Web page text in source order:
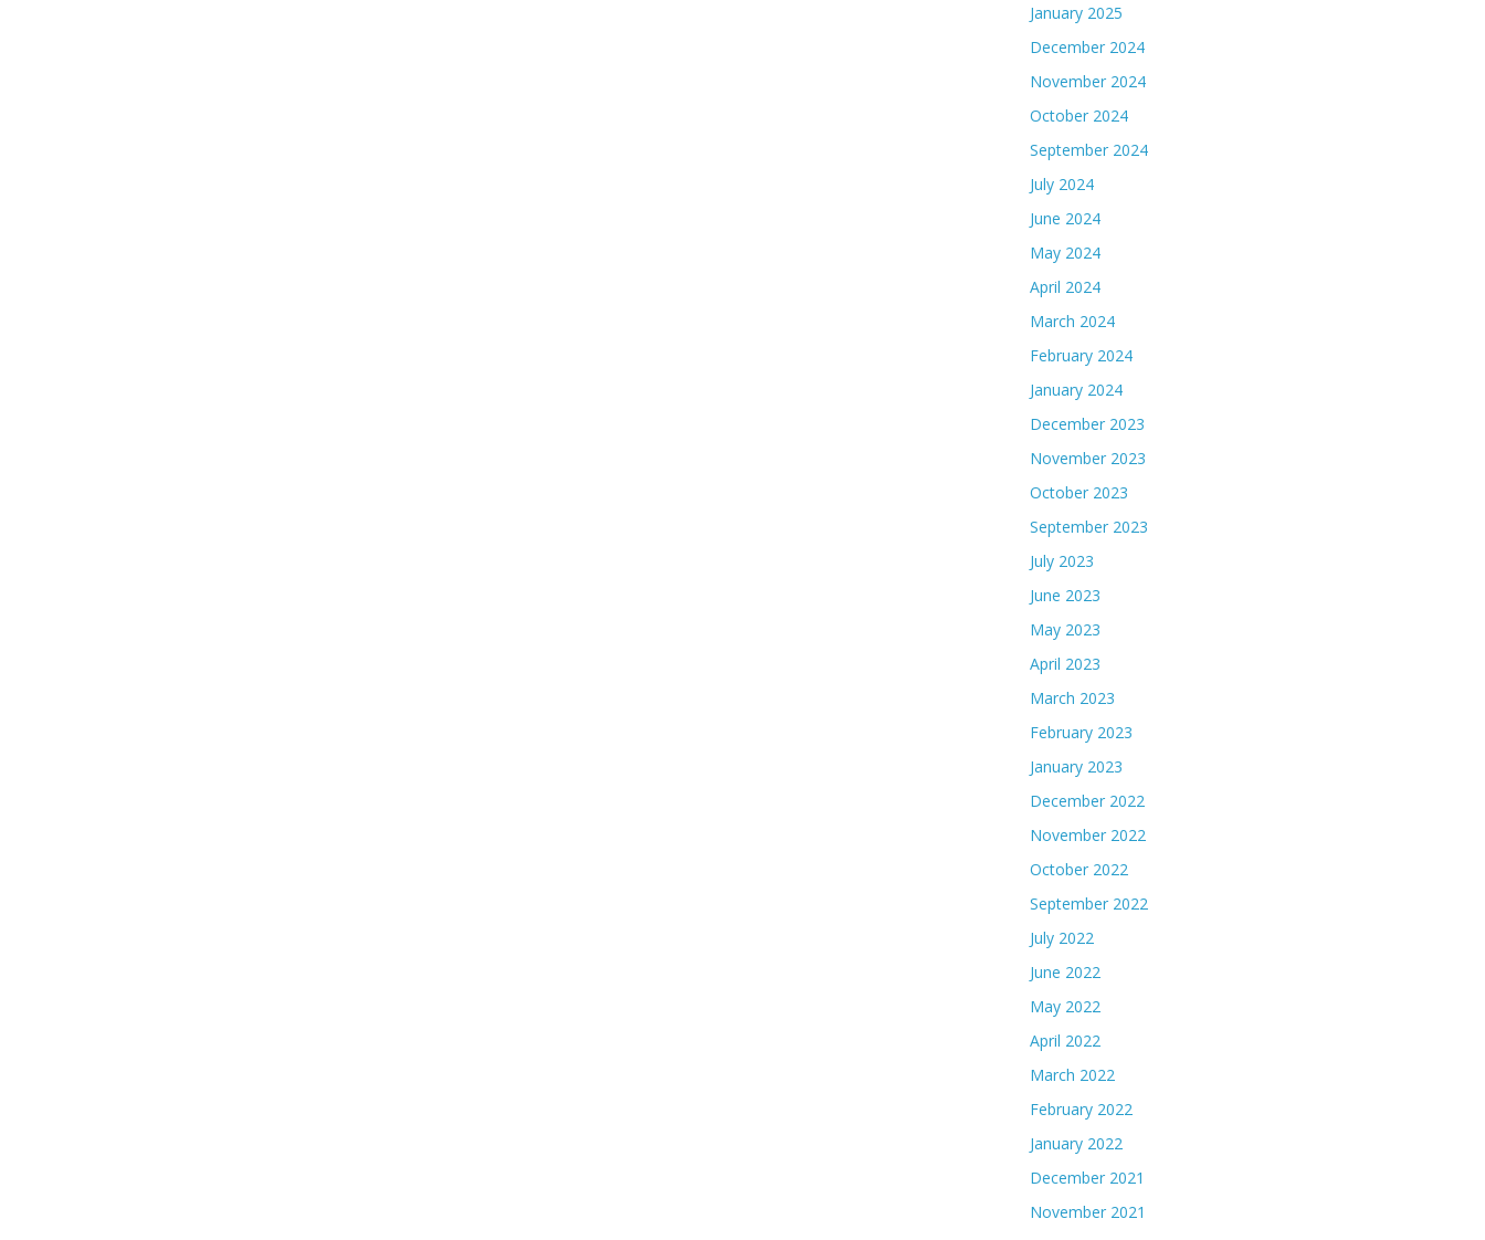
January 2025
December 2024
November 2024
October 2024
September 2024
July 2024
June 2024
May 2024
April 2024
March 2024
February 2024
January 2024
December 2023
November 2023
October 2023
September 2023
July 2023
June 2023
May 2023
April 2023
March 2023
February 2023
January 2023
December 2022
November 2022
October 2022
September 2022
July 2022
June 2022
May 2022
April 2022
March 2022
February 2022
January 2022
December 2021
November 2021